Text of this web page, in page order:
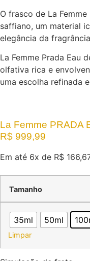
O frasco de La
saffiano, um material
elegância da
La Femme Prada Eau
olfativa rica e
uma escolha refinada
La Femme PRADA
R$ 999,99
Em até 6x de R$
Tamanho
35ml 50ml
Limpar